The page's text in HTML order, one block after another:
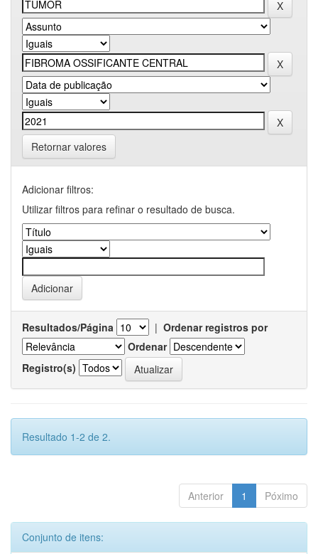
Retornar valores
Adicionar filtros:
Utilizar filtros para refinar o resultado de busca.
Resultados/Página | Ordenar registros por
Ordenar
Registro(s)
Resultado 1-2 de 2.
Anterior 1 Póximo
Conjunto de itens: